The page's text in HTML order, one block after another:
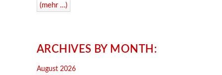
(mehr …)
ARCHIVES BY MONTH:
August 2026